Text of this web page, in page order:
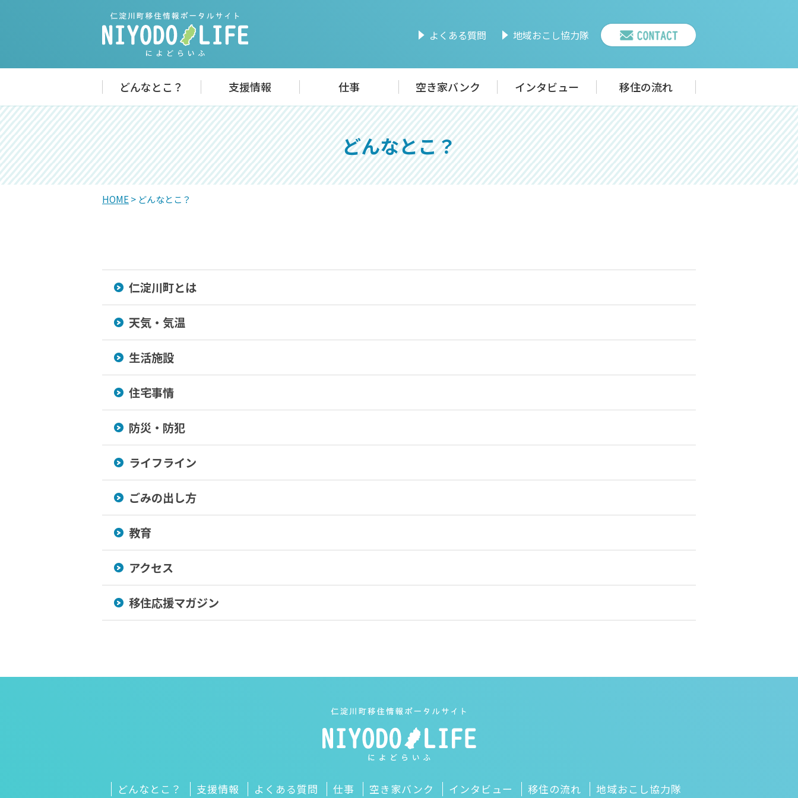
よくある質問 地域おこし協力隊
どんなとこ？ 支援情報 仕事 空き家バンク インタビュー 移住の流れ
どんなとこ？
HOME> どんなとこ？
仁淀川町とは
天気・気温
生活施設
住宅事情
防災・防犯
ライフライン
ごみの出し方
教育
アクセス
移住応援マガジン
どんなとこ？ 支援情報 よくある質問 仕事 空き家バンク インタビュー 移住の流れ 地域おこし協力隊